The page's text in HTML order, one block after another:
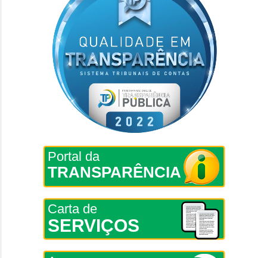
Portal da
TRANSPARÊNCIA
Carta de
SERVIÇOS